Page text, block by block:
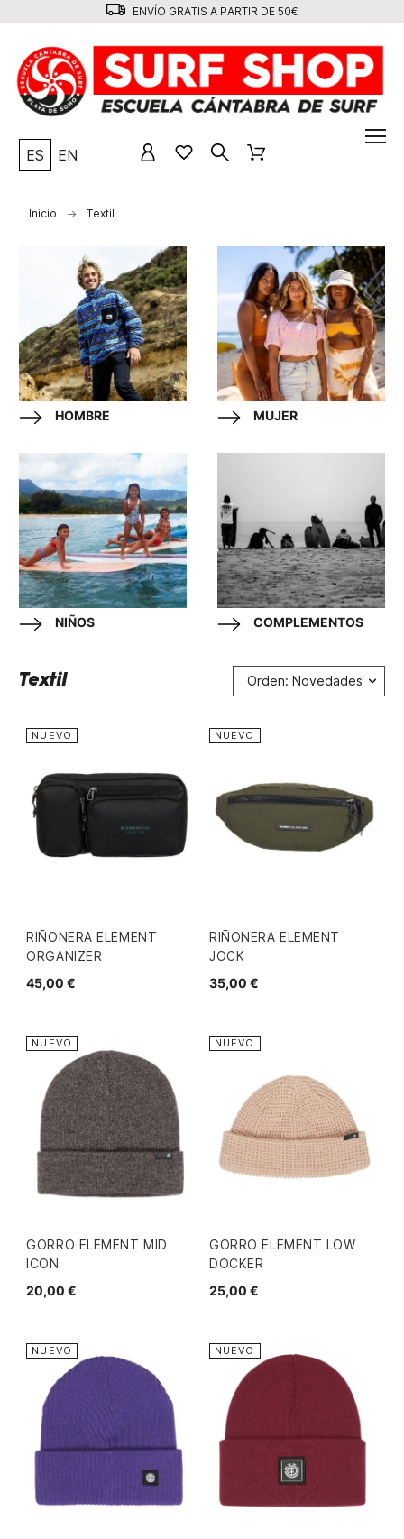
ENVÍO GRATIS A PARTIR DE 50€
ES EN
Inicio Textil
HOMBRE MUJER
NIÑOS COMPLEMENTOS
Textil Orden: Novedades
RIÑONERA ELEMENT
ORGANIZER
45,00 €
NUEVO
RIÑONERA ELEMENT
JOCK
35,00 €
NUEVO
GORRO ELEMENT MID
ICON
20,00 €
NUEVO
GORRO ELEMENT LOW
DOCKER
25,00 €
NUEVO
NUEVO NUEVO